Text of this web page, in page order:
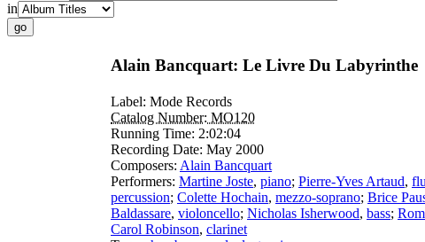
in
Alain Bancquart: Le Livre Du Labyrinthe
Label: Mode Records
Catalog Number: MO120
Running Time: 2:02:04
Recording Date: May 2000
Composers: Alain Bancquart
Performers: Martine Joste, piano; Pierre-Yves Artaud,
percussion; Colette Hochain, mezzo-soprano; Brice
Baldassare, violoncello; Nicholas Isherwood, bass;
Carol Robinson, clarinet